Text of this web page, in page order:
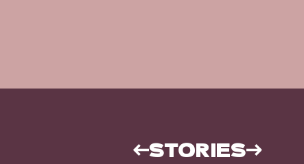
STORIES